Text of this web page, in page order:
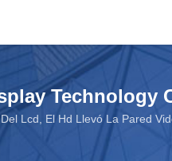
Technology
Lcd, El Hd Llevó La Pared